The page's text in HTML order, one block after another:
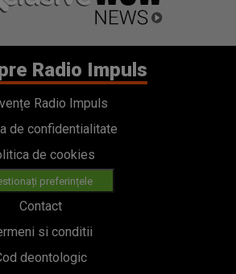
Radio Impuls
Radio Impuls
de confidentialitate
de cookies
preferințele
Contact
si conditii
deontologic